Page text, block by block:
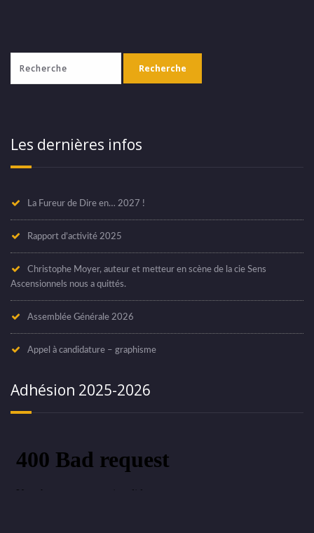
Les dernières infos
La Fureur de Dire en… 2027 !
Rapport d’activité 2025
Christophe Moyer, auteur et metteur en scène de la cie Sens
Ascensionnels nous a quittés.
Assemblée Générale 2026
Appel à candidature – graphisme
Adhésion 2025-2026